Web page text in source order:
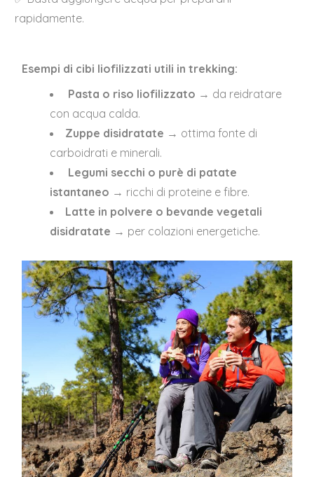
rapidamente.
Esempi di cibi liofilizzati utili in trekking:
Pasta o riso liofilizzato → da reidratare
con acqua calda.
Zuppe disidratate → ottima fonte di
carboidrati e minerali.
Legumi secchi o purè di patate
istantaneo → ricchi di proteine e fibre.
Latte in polvere o bevande vegetali
disidratate → per colazioni energetiche.